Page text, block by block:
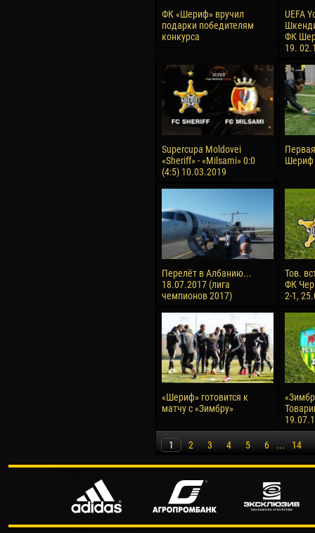
ФК «Шериф» вручил
подарки победителям
конкурса
UEFA
ФК
19.
Supercupa Moldovei
«Sheriff» - «Milsami» 0:0
(4:5) 10.03.2019
Шериф
Перелёт в Албанию...
18.07.2017 (лига
чемпионов 2017)
Тов.
ФК
2-1,
«Шериф» готовится к
матчу с «Зимбру»
1 2 3 4 5 6 ... 14